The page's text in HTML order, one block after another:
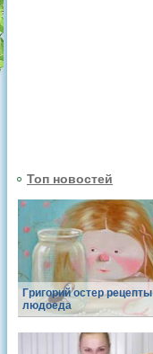
Топ новостей
Григорий остер рецепты
людоеда